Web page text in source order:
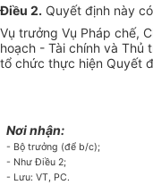
Điều 2. Quyết định này
Vụ trưởng Vụ Pháp chế,
hoạch - Tài chính và Thủ
tổ chức thực hiện Quyết
Nơi nhận:
- Bộ trưởng (để b/c);
- Như Điều 2;
- Lưu: VT, PC.